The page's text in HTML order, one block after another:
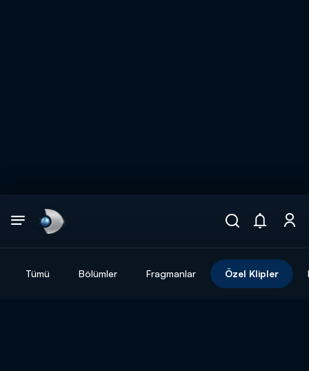
Tümü Bölümler Fragmanlar Özel Klipler